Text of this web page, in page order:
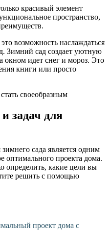
красивый элемент
пространство,
возможность наслаждаться
Зимний сад создает уютную
окном идет снег и мороз. Это
книги или просто
своеобразным
задач для
сада является одним
оптимального проекта дома.
определить, какие цели вы
решить с помощью
проект дома с